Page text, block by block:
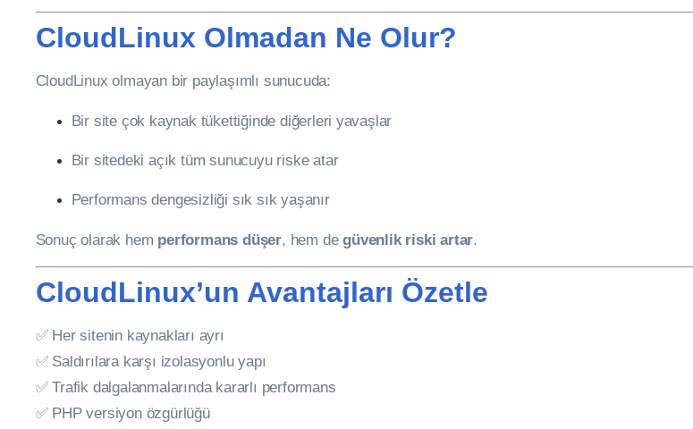
CloudLinux Olmadan Ne Olur?
CloudLinux olmayan bir paylaşımlı sunucuda:
Bir site çok kaynak tükettiğinde diğerleri yavaşlar
Bir sitedeki açık tüm sunucuyu riske atar
Performans dengesizliği sık sık yaşanır
Sonuç olarak hem performans düşer, hem degüvenlik riski artar.
CloudLinux’un Avantajları Özetle
✅ Her sitenin kaynakları ayrı
✅ Saldırılara karşı izolasyonlu yapı
✅ Trafik dalgalanmalarında kararlı performans
✅ PHP versiyon özgürlüğü